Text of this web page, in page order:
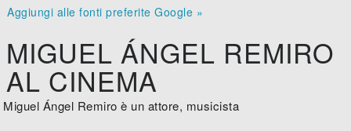
Aggiungi alle fonti preferite Google »
MIGUEL ÁNGEL REMIRO
AL CINEMA
Miguel Ángel Remiro è un attore, musicista